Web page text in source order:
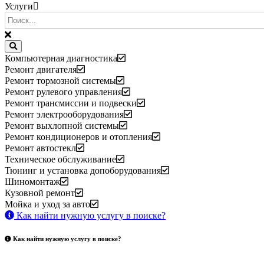
Услуги
Компьютерная диагностика
Ремонт двигателя
Ремонт тормозной системы
Ремонт рулевого управления
Ремонт трансмиссии и подвески
Ремонт электрооборудования
Ремонт выхлопной системы
Ремонт кондиционеров и отопления
Ремонт автостекл
Техническое обслуживание
Тюнинг и установка допоборудования
Шиномонтаж
Кузовной ремонт
Мойка и уход за авто
Как найти нужную услугу в поиске?
Как найти нужную услугу в поиске?